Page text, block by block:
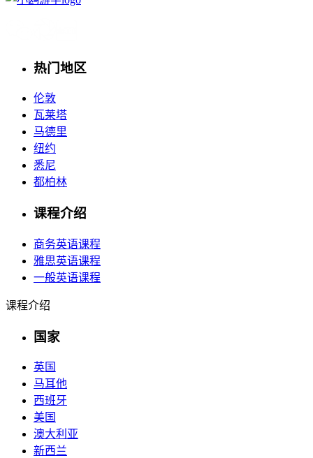
热门地区
伦敦
瓦莱塔
马德里
纽约
悉尼
都柏林
课程介绍
商务英语课程
雅思英语课程
一般英语课程
课程介绍
国家
英国
马耳他
西班牙
美国
澳大利亚
新西兰